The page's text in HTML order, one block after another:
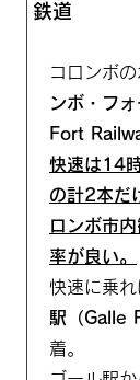
鉄道
コロンボ
ンボ・フ
Fort
快速は14
の計2本だ
ロンボ市
率が良い。
快速に乗
駅（Galle
着。